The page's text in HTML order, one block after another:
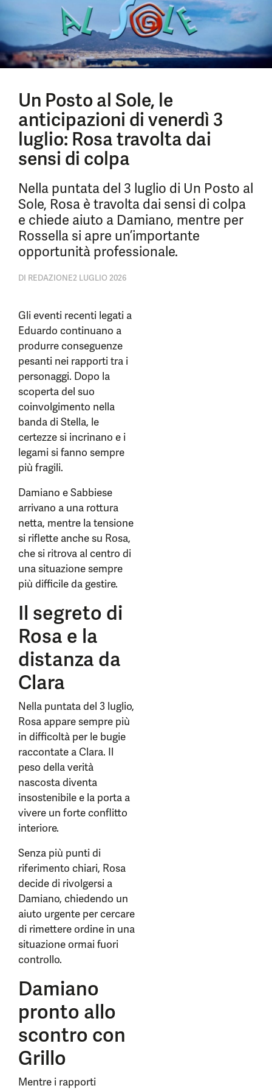
Un Posto al Sole, le
anticipazioni di venerdì 3
luglio: Rosa travolta dai
sensi di colpa
Nella puntata del 3 luglio di Un Posto al
Sole, Rosa è travolta dai sensi di colpa
e chiede aiuto a Damiano, mentre per
Rossella si apre un’importante
opportunità professionale.
DI REDAZIONE2 LUGLIO 2026
Gli eventi recenti legati a
Eduardo continuano a
produrre conseguenze
pesanti nei rapporti tra i
personaggi. Dopo la
scoperta del suo
coinvolgimento nella
banda di Stella, le
certezze si incrinano e i
legami si fanno sempre
più fragili.
Damiano e Sabbiese
arrivano a una rottura
netta, mentre la tensione
si riflette anche su Rosa,
che si ritrova al centro di
una situazione sempre
più difficile da gestire.
Il segreto di
Rosa e la
distanza da
Clara
Nella puntata del 3 luglio,
Rosa appare sempre più
in difficoltà per le bugie
raccontate a Clara. Il
peso della verità
nascosta diventa
insostenibile e la porta a
vivere un forte conflitto
interiore.
Senza più punti di
riferimento chiari, Rosa
decide di rivolgersi a
Damiano, chiedendo un
aiuto urgente per cercare
di rimettere ordine in una
situazione ormai fuori
controllo.
Damiano
pronto allo
scontro con
Grillo
Mentre i rapporti